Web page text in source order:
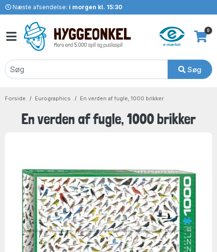
Næste afsendelse: i morgen kl. 15:30
Søg
0
Forside Eurographics En verden af fugle, 1000 brikker
En verden af fugle, 1000 brikker